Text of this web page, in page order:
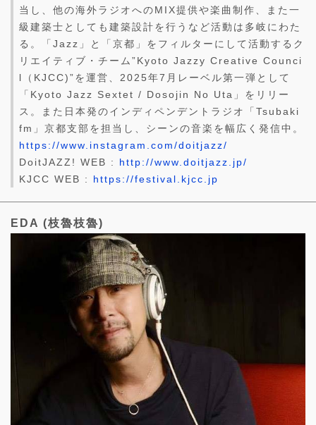
当し、他の海外ラジオへのMIX提供や楽曲制作、また一
級建築士としても建築設計を行うなど活動は多岐にわた
る。「Jazz」と「京都」をフィルターにして活動するク
リエイティブ・チーム”Kyoto Jazzy Creative Counci
l（KJCC)”を運営、2025年7月レーベル第一弾として
「Kyoto Jazz Sextet / Dosojin No Uta」をリリー
ス。また日本発のインディペンデントラジオ「Tsubaki
fm」京都支部を担当し、シーンの音楽を幅広く発信中。
https://www.instagram.com/doitjazz/
DoitJAZZ! WEB : http://www.doitjazz.jp/
KJCC WEB : https://festival.kjcc.jp
EDA (枝魯枝魯)